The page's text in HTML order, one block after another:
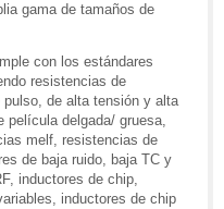
gama de tamaños de
con los estándares
resistencias de
de alta tensión y alta
película delgada/ gruesa,
melf, resistencias de
de baja ruido, baja TC y
inductores de chip,
inductores de chip